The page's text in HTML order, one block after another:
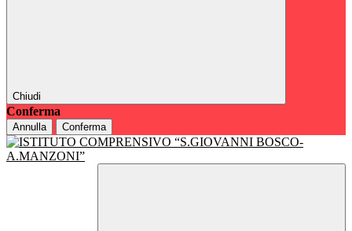
Chiudi
Conferma
Annulla Conferma